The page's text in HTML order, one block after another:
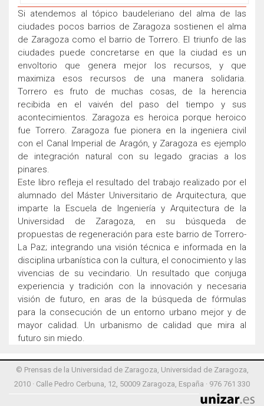
Si atendemos al tópico baudeleriano del alma de las
ciudades pocos barrios de Zaragoza sostienen el alma
de Zaragoza como el barrio de Torrero. El triunfo de las
ciudades puede concretarse en que la ciudad es un
envoltorio que genera mejor los recursos, y que
maximiza esos recursos de una manera solidaria.
Torrero es fruto de muchas cosas, de la herencia
recibida en el vaivén del paso del tiempo y sus
acontecimientos. Zaragoza es heroica porque heroico
fue Torrero. Zaragoza fue pionera en la ingeniera civil
con el Canal Imperial de Aragón, y Zaragoza es ejemplo
de integración natural con su legado gracias a los
pinares.
Este libro refleja el resultado del trabajo realizado por el
alumnado del Máster Universitario de Arquitectura, que
imparte la Escuela de Ingeniería y Arquitectura de la
Universidad de Zaragoza, en su búsqueda de
propuestas de regeneración para este barrio de Torrero-
La Paz; integrando una visión técnica e informada en la
disciplina urbanística con la cultura, el conocimiento y las
vivencias de su vecindario. Un resultado que conjuga
experiencia y tradición con la innovación y necesaria
visión de futuro, en aras de la búsqueda de fórmulas
para la consecución de un entorno urbano mejor y de
mayor calidad. Un urbanismo de calidad que mira al
futuro sin miedo.
© Prensas de la Universidad de Zaragoza, Universidad de Zaragoza,
2010 · Calle Pedro Cerbuna, 12, 50009 Zaragoza, España · 976 761 330